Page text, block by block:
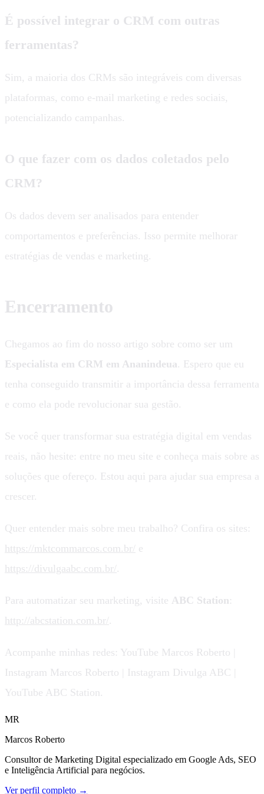
É possível integrar o CRM com outras
ferramentas?
Sim, a maioria dos CRMs são integráveis com diversas
plataformas, como e-mail marketing e redes sociais,
potencializando campanhas.
O que fazer com os dados coletados pelo
CRM?
Os dados devem ser analisados para entender
comportamentos e preferências. Isso permite melhorar
estratégias de vendas e marketing.
Encerramento
Chegamos ao fim do nosso artigo sobre como ser um
Especialista em CRM em Ananindeua. Espero que eu
tenha conseguido transmitir a importância dessa ferramenta
e como ela pode revolucionar sua gestão.
Se você quer transformar sua estratégia digital em vendas
reais, não hesite: entre no meu site e conheça mais sobre as
soluções que ofereço. Estou aqui para ajudar sua empresa a
crescer.
Quer entender mais sobre meu trabalho? Confira os sites:
https://mktcommarcos.com.br/
e
https://divulgaabc.com.br/ .
Para automatizar seu marketing, visite ABC Station:
http://abcstation.com.br/ .
Acompanhe minhas redes: YouTube Marcos Roberto |
Instagram Marcos Roberto | Instagram Divulga ABC |
YouTube ABC Station.
MR
Marcos Roberto
Consultor de Marketing Digital especializado em Google Ads, SEO
e Inteligência Artificial para negócios.
Ver perfil completo →